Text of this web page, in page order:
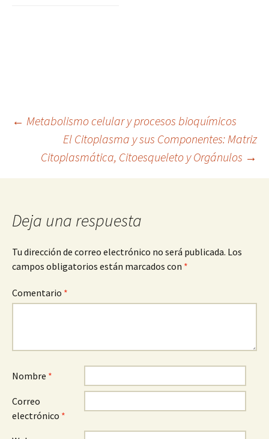
Navegación
← Metabolismo celular y procesos bioquímicos
El Citoplasma y sus Componentes: Matriz
Citoplasmática, Citoesqueleto y Orgánulos →
Deja una respuesta
Tu dirección de correo electrónico no será publicada. Los
campos obligatorios están marcados con *
Comentario *
Nombre *
Correo
electrónico *